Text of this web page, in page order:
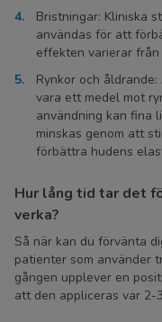
Bristningar: Kliniska
användas för att
effekten varierar
Rynkor och
vara ett medel mot
användning kan fina
minskas genom att
förbättra hudens
Hur lång tid tar det
verka?
Så när kan du förvänta
patienter som använder
gången upplever en
att den appliceras var 2-